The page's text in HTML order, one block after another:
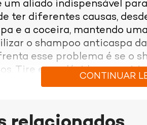
aliado indispensável
ter diferentes causas,
e a coceira, mantendo
o shampoo anticaspa
esse problema é se o
Tire essa dúvida a seguir!
CONTINUAR